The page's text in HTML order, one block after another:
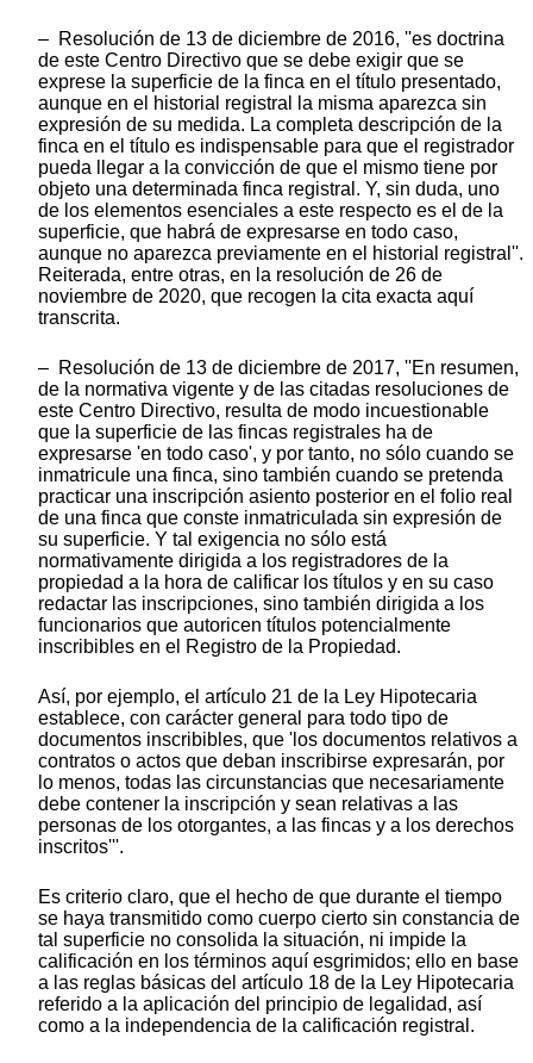
– Resolución de 13 de diciembre de 2016, ''es doctrina
de este Centro Directivo que se debe exigir que se
exprese la superficie de la finca en el título presentado,
aunque en el historial registral la misma aparezca sin
expresión de su medida. La completa descripción de la
finca en el título es indispensable para que el registrador
pueda llegar a la convicción de que el mismo tiene por
objeto una determinada finca registral. Y, sin duda, uno
de los elementos esenciales a este respecto es el de la
superficie, que habrá de expresarse en todo caso,
aunque no aparezca previamente en el historial registral''.
Reiterada, entre otras, en la resolución de 26 de
noviembre de 2020, que recogen la cita exacta aquí
transcrita.
– Resolución de 13 de diciembre de 2017, ''En resumen,
de la normativa vigente y de las citadas resoluciones de
este Centro Directivo, resulta de modo incuestionable
que la superficie de las fincas registrales ha de
expresarse 'en todo caso', y por tanto, no sólo cuando se
inmatricule una finca, sino también cuando se pretenda
practicar una inscripción asiento posterior en el folio real
de una finca que conste inmatriculada sin expresión de
su superficie. Y tal exigencia no sólo está
normativamente dirigida a los registradores de la
propiedad a la hora de calificar los títulos y en su caso
redactar las inscripciones, sino también dirigida a los
funcionarios que autoricen títulos potencialmente
inscribibles en el Registro de la Propiedad.
Así, por ejemplo, el artículo 21 de la Ley Hipotecaria
establece, con carácter general para todo tipo de
documentos inscribibles, que 'los documentos relativos a
contratos o actos que deban inscribirse expresarán, por
lo menos, todas las circunstancias que necesariamente
debe contener la inscripción y sean relativas a las
personas de los otorgantes, a las fincas y a los derechos
inscritos'''.
Es criterio claro, que el hecho de que durante el tiempo
se haya transmitido como cuerpo cierto sin constancia de
tal superficie no consolida la situación, ni impide la
calificación en los términos aquí esgrimidos; ello en base
a las reglas básicas del artículo 18 de la Ley Hipotecaria
referido a la aplicación del principio de legalidad, así
como a la independencia de la calificación registral.